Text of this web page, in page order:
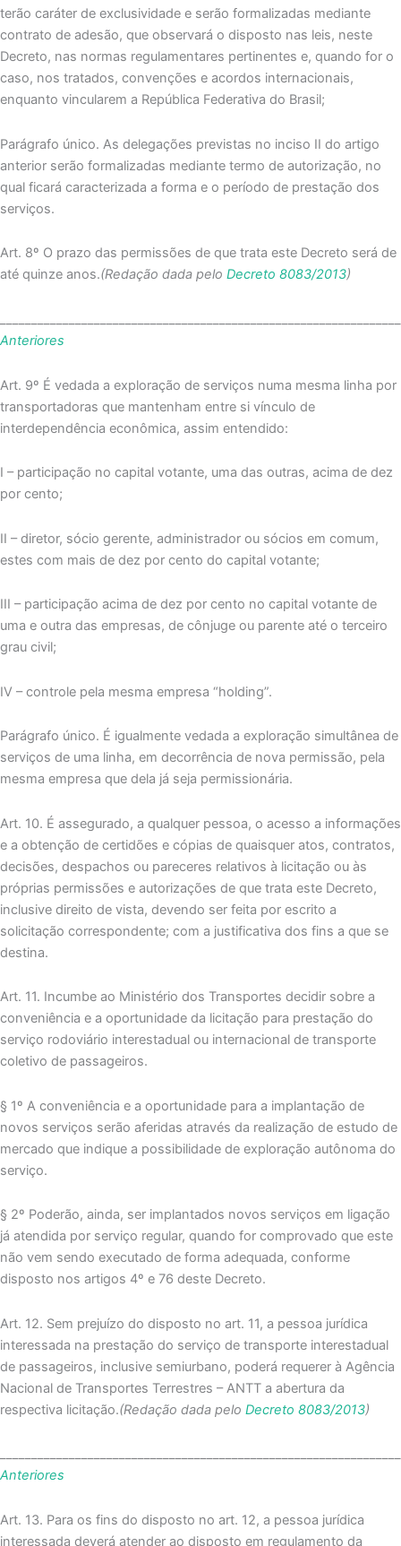
terão caráter de exclusividade e serão formalizadas mediante
contrato de adesão, que observará o disposto nas leis, neste
Decreto, nas normas regulamentares pertinentes e, quando for o
caso, nos tratados, convenções e acordos internacionais,
enquanto vincularem a República Federativa do Brasil;
Parágrafo único. As delegações previstas no inciso II do artigo
anterior serão formalizadas mediante termo de autorização, no
qual ficará caracterizada a forma e o período de prestação dos
serviços.
Art. 8º O prazo das permissões de que trata este Decreto será de
até quinze anos.(Redação dada pelo Decreto 8083/2013)
Anteriores
Art. 9º É vedada a exploração de serviços numa mesma linha por
transportadoras que mantenham entre si vínculo de
interdependência econômica, assim entendido:
I – participação no capital votante, uma das outras, acima de dez
por cento;
II – diretor, sócio gerente, administrador ou sócios em comum,
estes com mais de dez por cento do capital votante;
III – participação acima de dez por cento no capital votante de
uma e outra das empresas, de cônjuge ou parente até o terceiro
grau civil;
IV – controle pela mesma empresa “holding”.
Parágrafo único. É igualmente vedada a exploração simultânea de
serviços de uma linha, em decorrência de nova permissão, pela
mesma empresa que dela já seja permissionária.
Art. 10. É assegurado, a qualquer pessoa, o acesso a informações
e a obtenção de certidões e cópias de quaisquer atos, contratos,
decisões, despachos ou pareceres relativos à licitação ou às
próprias permissões e autorizações de que trata este Decreto,
inclusive direito de vista, devendo ser feita por escrito a
solicitação correspondente; com a justificativa dos fins a que se
destina.
Art. 11. Incumbe ao Ministério dos Transportes decidir sobre a
conveniência e a oportunidade da licitação para prestação do
serviço rodoviário interestadual ou internacional de transporte
coletivo de passageiros.
§ 1º A conveniência e a oportunidade para a implantação de
novos serviços serão aferidas através da realização de estudo de
mercado que indique a possibilidade de exploração autônoma do
serviço.
§ 2º Poderão, ainda, ser implantados novos serviços em ligação
já atendida por serviço regular, quando for comprovado que este
não vem sendo executado de forma adequada, conforme
disposto nos artigos 4º e 76 deste Decreto.
Art. 12. Sem prejuízo do disposto no art. 11, a pessoa jurídica
interessada na prestação do serviço de transporte interestadual
de passageiros, inclusive semiurbano, poderá requerer à Agência
Nacional de Transportes Terrestres – ANTT a abertura da
respectiva licitação.(Redação dada pelo Decreto 8083/2013)
Anteriores
Art. 13. Para os fins do disposto no art. 12, a pessoa jurídica
interessada deverá atender ao disposto em regulamento da